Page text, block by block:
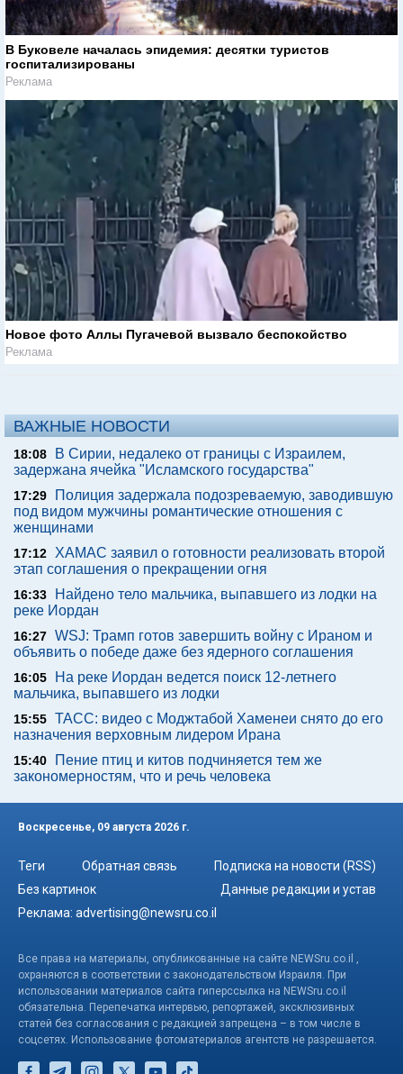
В Буковеле началась эпидемия: десятки туристов
госпитализированы
Реклама
Новое фото Аллы Пугачевой вызвало беспокойство
Реклама
ВАЖНЫЕ НОВОСТИ
18:08
В Сирии, недалеко от границы с Израилем,
задержана ячейка "Исламского государства"
17:29
Полиция задержала подозреваемую, заводившую
под видом мужчины романтические отношения с
женщинами
17:12 ХАМАС заявил о готовности реализовать второй
этап соглашения о прекращении огня
16:33
Найдено тело мальчика, выпавшего из лодки на
реке Иордан
16:27 WSJ: Трамп готов завершить войну с Ираном и
объявить о победе даже без ядерного соглашения
16:05
На реке Иордан ведется поиск 12-летнего
мальчика, выпавшего из лодки
15:55 ТАСС: видео с Моджтабой Хаменеи снято до его
назначения верховным лидером Ирана
15:40
Пение птиц и китов подчиняется тем же
закономерностям, что и речь человека
Воскресенье, 09 августа 2026 г.
Теги Обратная связь
Подписка на новости (RSS)
Без картинок
Данные редакции и устав
Реклама: advertising@newsru.co.il
Все права на материалы, опубликованные на сайте NEWSru.co.il ,
охраняются в соответствии с законодательством Израиля. При
использовании материалов сайта гиперссылка на NEWSru.co.il
обязательна. Перепечатка интервью, репортажей, эксклюзивных
статей без согласования с редакцией запрещена – в том числе в
соцсетях. Использование фотоматериалов агентств не разрешается.